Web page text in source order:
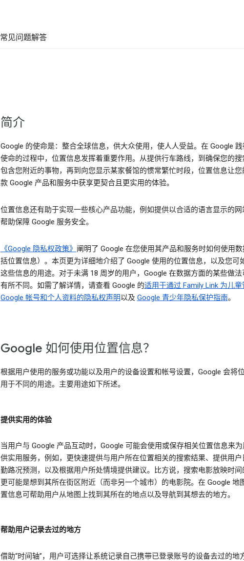
常见问题解答
简介
Google 的使命是：整合全球信息，供大众使用，使人人受益。在 Google
使命的过程中，位置信息发挥着重要作用。从提供行车路线，到确保您的搜
包含您附近的事物，再到向您显示某家餐馆的惯常繁忙时段，位置信息让您
款 Google 产品和服务中获享更契合且更实用的体验。
位置信息还有助于实现一些核心产品功能，例如提供以合适的语言显示的网
帮助保障 Google 服务安全。
《Google 隐私权政策》 阐明了 Google 在您使用其产品和服务时如何使用
括位置信息）。本页更为详细地介绍了 Google 使用的位置信息，以及您可
这些信息的用途。对于未满 18 周岁的用户，Google 在数据方面的某些做法
有所不同。如需了解详情，请查看 Google 的适用于通过 Family Link 为儿童
Google 帐号和个人资料的隐私权声明以及 Google 青少年隐私保护指南。
Google 如何使用位置信息？
根据用户使用的服务或功能以及用户的设备设置和帐号设置，Google 会将
用于不同的用途。主要用途如下所述。
提供实用的体验
当用户与 Google 产品互动时，Google 可能会使用或保存相关位置信息来
供实用服务，例如，更快速提供与用户所在位置相关的搜索结果、提供用户
勤路况预测，以及根据用户所处情境提供建议。比方说，搜索电影放映时间
更可能是想到其所在街区附近（而非另一个城市）的电影院。在 Google 地
置信息可帮助用户从地图上找到其所在的地点以及导航到其想去的地方。
帮助用户记录去过的地方
借助“时间轴”，用户可选择让系统记录自己携带已登录账号的设备去过的地